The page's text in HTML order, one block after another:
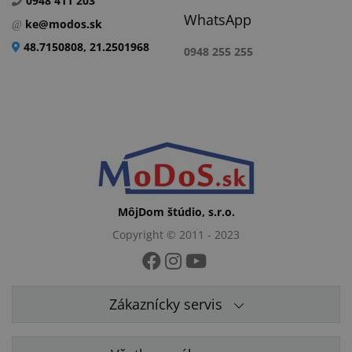
ke@modos.sk
48.7150808, 21.2501968
WhatsApp
0948 255 255
MôjDom štúdio, s.r.o.
Copyright © 2011 - 2023
Zákaznícky servis